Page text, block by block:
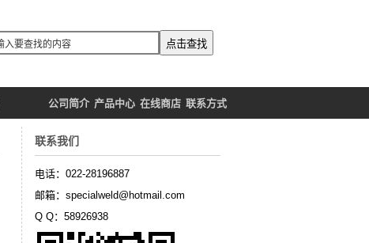
公司简介 产品中心 在线商店 联系方式
联系我们
电话：022-28196887
邮箱：specialweld@hotmail.com
Q Q：58926938